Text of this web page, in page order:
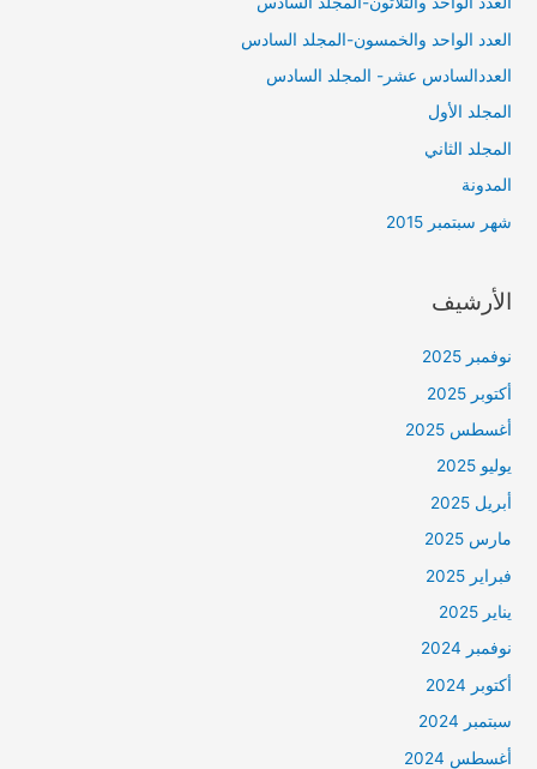
العدد الواحد والخمسون-المجلد السادس
العددالسادس عشر- المجلد السادس
المجلد الأول
المجلد الثاني
المدونة
شهر سبتمبر 2015
الأرشيف
نوفمبر 2025
أكتوبر 2025
أغسطس 2025
يوليو 2025
أبريل 2025
مارس 2025
فبراير 2025
يناير 2025
نوفمبر 2024
أكتوبر 2024
سبتمبر 2024
أغسطس 2024